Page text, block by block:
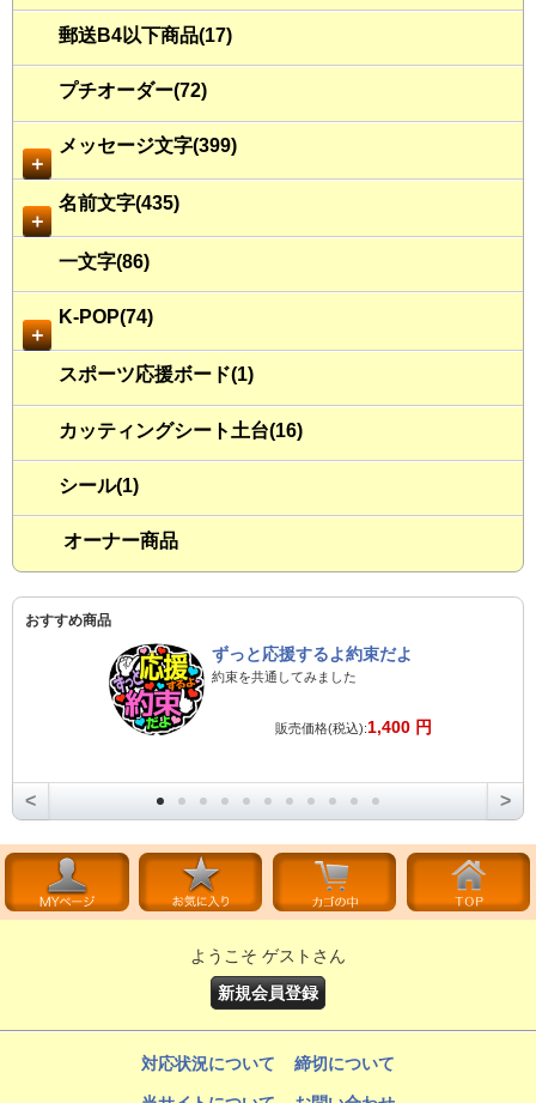
郵送B4以下商品(17)
プチオーダー(72)
＋
メッセージ文字(399)
＋
名前文字(435)
一文字(86)
＋
K-POP(74)
スポーツ応援ボード(1)
カッティングシート土台(16)
シール(1)
オーナー商品
おすすめ商品
ずっと応援するよ約束だよ
約束を共通してみました
販売価格(税込):1,400 円
< >
ようこそ ゲストさん
新規会員登録
対応状況について 締切について